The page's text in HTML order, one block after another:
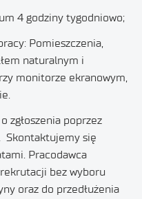
4 godziny tygodniowo;
Pomieszczenia,
naturalnym i
monitorze ekranowym,
zgłoszenia poprzez
Skontaktujemy się
Pracodawca
bez wyboru
oraz do przedłużenia